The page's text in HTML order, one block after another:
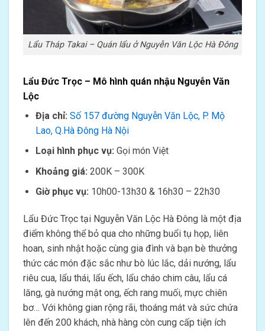
Lẩu Tháp Takai – Quán lẩu ở Nguyễn Văn Lộc Hà Đông
Lẩu Đức Trọc – Mô hình quán nhậu Nguyễn Văn
Lộc
Địa chỉ: Số 157 đường Nguyễn Văn Lộc, P. Mộ
Lao, Q.Hà Đông Hà Nội
Loại hình phục vụ: Gọi món Việt
Khoảng giá: 200K – 300K
Giờ phục vụ: 10h00-13h30 & 16h30 – 22h30
Lẩu Đức Trọc tại Nguyễn Văn Lộc Hà Đông là một địa
điểm không thể bỏ qua cho những buổi tụ họp, liên
hoan, sinh nhật hoặc cùng gia đình và bạn bè thưởng
thức các món đặc sắc như bò lúc lắc, dải nướng, lẩu
riêu cua, lẩu thái, lẩu ếch, lẩu cháo chim câu, lẩu cá
lăng, gà nướng mật ong, ếch rang muối, mực chiên
bơ… Với không gian rộng rãi, thoáng mát và sức chứa
lên đến 200 khách, nhà hàng còn cung cấp tiện ích